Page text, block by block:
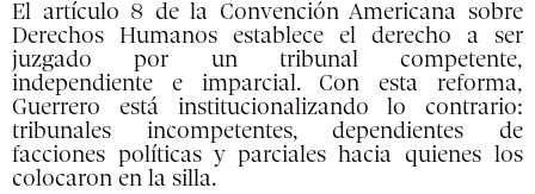
El artículo 8 de la Convención Americana sobre
Derechos Humanos establece el derecho a ser
juzgado por un tribunal competente,
independiente e imparcial. Con esta reforma,
Guerrero está institucionalizando lo contrario:
tribunales incompetentes, dependientes de
facciones políticas y parciales hacia quienes los
colocaron en la silla.